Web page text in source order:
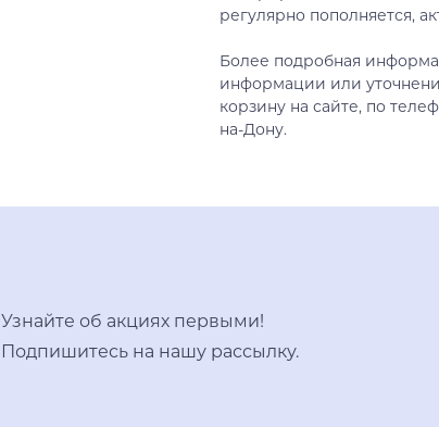
регулярно пополняется,
Более подробная
информации или
корзину на сайте, по
на-Дону.
Узнайте об акциях первыми!
Подпишитесь на нашу рассылку.